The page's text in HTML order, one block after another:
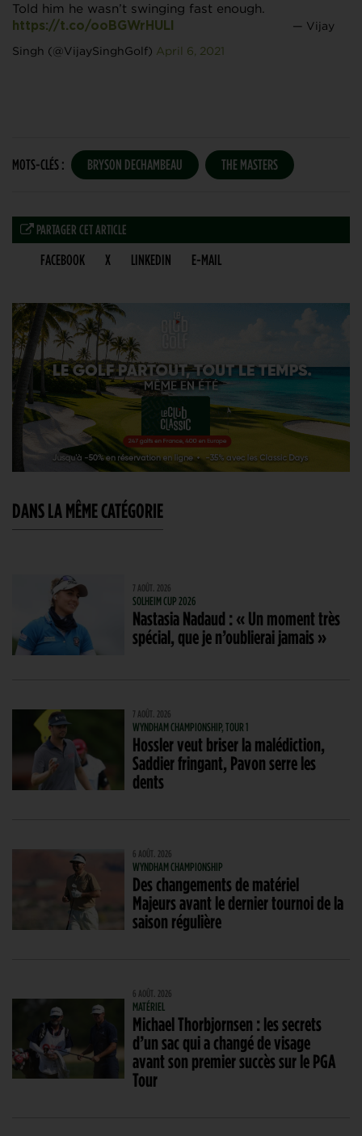
Told him he wasn’t swinging fast enough.
https://t.co/ooBGWrHULI — Vijay
Singh (@VijaySinghGolf) April 6, 2021
MOTS-CLÉS : BRYSON DECHAMBEAU THE MASTERS
PARTAGER CET ARTICLE
FACEBOOK X LINKEDIN E-MAIL
DANS LA MÊME CATÉGORIE
7 AOÛT. 2026
SOLHEIM CUP 2026
Nastasia Nadaud : « Un moment très
spécial, que je n’oublierai jamais »
7 AOÛT. 2026
WYNDHAM CHAMPIONSHIP, TOUR 1
Hossler veut briser la malédiction,
Saddier fringant, Pavon serre les
dents
6 AOÛT. 2026
WYNDHAM CHAMPIONSHIP
Des changements de matériel
Majeurs avant le dernier tournoi de la
saison régulière
6 AOÛT. 2026
MATÉRIEL
Michael Thorbjornsen : les secrets
d’un sac qui a changé de visage
avant son premier succès sur le PGA
Tour